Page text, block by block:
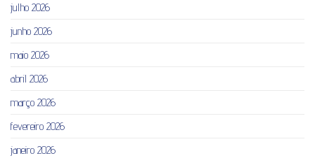
julho 2026
junho 2026
maio 2026
abril 2026
março 2026
fevereiro 2026
janeiro 2026